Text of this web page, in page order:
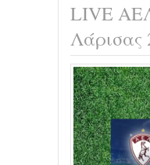
LIVE
Λάρισας